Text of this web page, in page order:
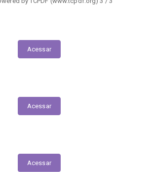
Acessar
Acessar
Acessar